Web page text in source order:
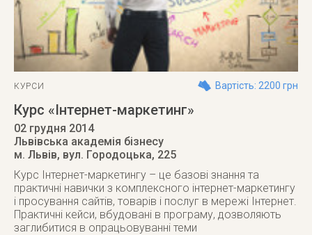
КУРСИ Вартість: 2200 грн
Курс «Інтернет-маркетинг»
02 грудня 2014
Львівська академія бізнесу
м. Львів, вул. Городоцька, 225
Курс Інтернет-маркетингу – це базові знання та
практичні навички з комплексного інтернет-маркетингу
і просування сайтів, товарів і послуг в мережі Інтернет.
Практичні кейси, вбудовані в програму, дозволяють
заглибитися в опрацьовуванні теми